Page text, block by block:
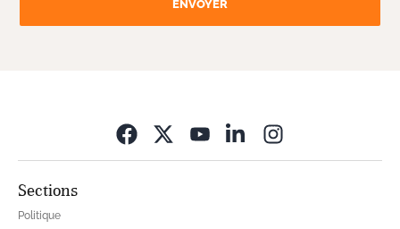
ENVOYER
Sections
Politique